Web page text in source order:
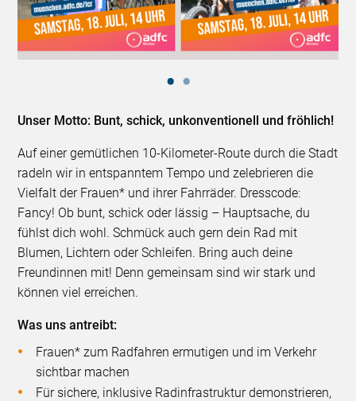
Unser Motto: Bunt, schick, unkonventionell und fröhlich!
Auf einer gemütlichen 10-Kilometer-Route durch die Stadt
radeln wir in entspanntem Tempo und zelebrieren die
Vielfalt der Frauen* und ihrer Fahrräder. Dresscode:
Fancy! Ob bunt, schick oder lässig – Hauptsache, du
fühlst dich wohl. Schmück auch gern dein Rad mit
Blumen, Lichtern oder Schleifen. Bring auch deine
Freundinnen mit! Denn gemeinsam sind wir stark und
können viel erreichen.
Was uns antreibt:
Frauen* zum Radfahren ermutigen und im Verkehr
sichtbar machen
Für sichere, inklusive Radinfrastruktur demonstrieren,